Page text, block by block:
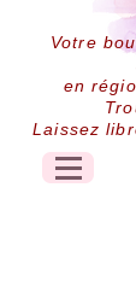
Votre
en
Laissez